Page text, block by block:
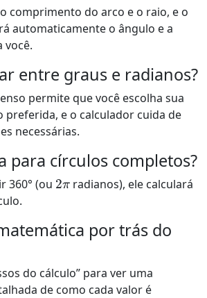
comprimento do arco e o raio, e o
automaticamente o ângulo e a
você.
entre graus e radianos?
permite que você escolha sua
preferida, e o calculador cuida de
necessárias.
para círculos completos?
360° (ou
radianos), ele calculará
por trás do
do cálculo” para ver uma
de como cada valor é